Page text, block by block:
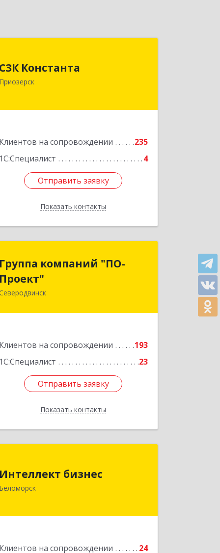
СЗК Константа
Приозерск
Клиентов на сопровождении
235
1С:Специалист
4
Отправить заявку
Показать контакты
Приозерск г, Калинина ул, дом № 29,
Отправить заявку
Назад
Группа компаний "ПО-
Проект"
Клиентов на сопровождении
193
1С:Специалист
23
Отправить заявку
Показать контакты
Группа компаний "ПО-
Проект"
164500, Архангельская обл,
Подробнее
Отправить заявку
Назад
Интеллект бизнес
Беломорск
Клиентов на сопровождении 24